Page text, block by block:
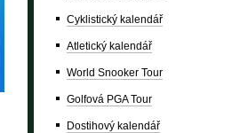
Cyklistický kalendář
Atletický kalendář
World Snooker Tour
Golfová PGA Tour
Dostihový kalendář